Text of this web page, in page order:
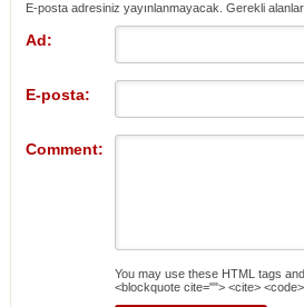
E-posta adresiniz yayınlanmayacak. Gerekli alanlar
Ad:
E-posta:
Comment:
You may use these HTML tags
<blockquote cite=""> <cite>